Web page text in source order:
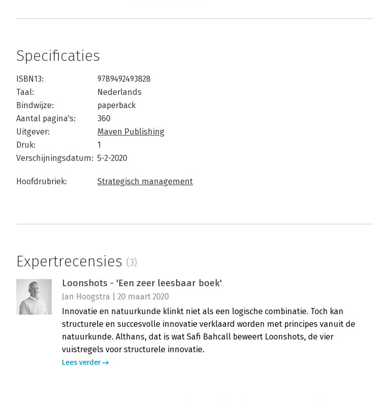
Specificaties
ISBN13:
9789492493828
Taal:
Nederlands
Bindwijze:
paperback
Aantal pagina's:
360
Uitgever:
Maven Publishing
Druk:
1
Verschijningsdatum: 5-2-2020
Hoofdrubriek: Strategisch management
Expertrecensies (3)
Loonshots - 'Een zeer leesbaar boek'
Jan Hoogstra | 20 maart 2020
Innovatie en natuurkunde klinkt niet als een logische combinatie. Toch kan
structurele en succesvolle innovatie verklaard worden met principes vanuit de
natuurkunde. Althans, dat is wat Safi Bahcall beweert Loonshots, de vier
vuistregels voor structurele innovatie.
Lees verder